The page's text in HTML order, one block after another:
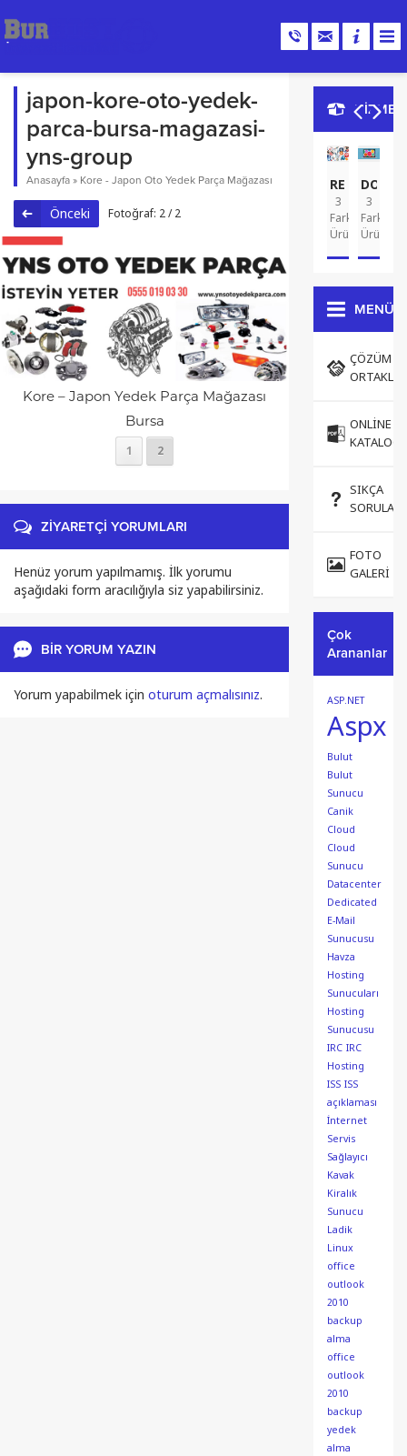
japon-kore-oto-yedek-
parca-bursa-magazasi-
yns-group
Anasayfa » Kore - Japon Oto Yedek Parça Mağazası
Önceki Fotoğraf: 2 / 2
Kore – Japon Yedek Parça Mağazası
Bursa
1 2
ZİYARETÇİ YORUMLARI
Henüz yorum yapılmamış. İlk yorumu
aşağıdaki form aracılığıyla siz yapabilirsiniz.
BİR YORUM YAZIN
Yorum yapabilmek için oturum açmalısınız.
REKLAM
3
Farklı
Ürün
3
Farklı
Ürün
MENÜ
ÇÖZÜM
ONLINE
KATALOG
SIKÇA
FOTO
GALERI
Çok
Arananlar
ASP.NET
Aspx
Bulut
Bulut
Sunucu
Canik
Cloud
Cloud
Sunucu
Datacenter
Dedicated
E-Mail
Sunucusu
Havza
Hosting
Sunucuları
Hosting
Sunucusu
IRC IRC
Hosting
ISS ISS
açıklaması
İnternet
Servis
Sağlayıcı
Kavak
Kiralık
Sunucu
Ladik
Linux
office
outlook
2010
backup
alma
office
outlook
2010
backup
yedek
alma